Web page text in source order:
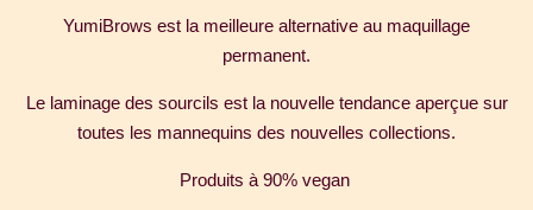
YumiBrows est la meilleure alternative au maquillage
permanent.
Le laminage des sourcils est la nouvelle tendance aperçue sur
toutes les mannequins des nouvelles collections.
Produits à 90% vegan